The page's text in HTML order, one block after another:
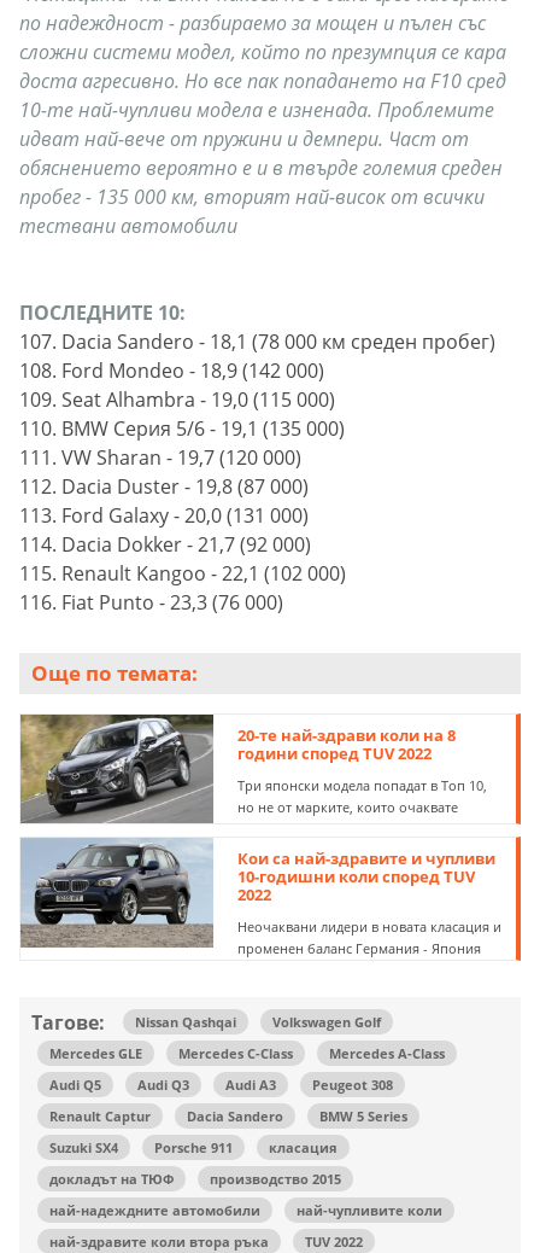
по надеждност - разбираемо за мощен и пълен със
сложни системи модел, който по презумпция се кара
доста агресивно. Но все пак попадането на F10 сред
10-те най-чупливи модела е изненада. Проблемите
идват най-вече от пружини и демпери. Част от
обяснението вероятно е и в твърде големия среден
пробег - 135 000 км, вторият най-висок от всички
тествани автомобили
ПОСЛЕДНИТЕ 10:
107. Dacia Sandero - 18,1 (78 000 км среден пробег)
108. Ford Mondeo - 18,9 (142 000)
109. Seat Alhambra - 19,0 (115 000)
110. BMW Серия 5/6 - 19,1 (135 000)
111. VW Sharan - 19,7 (120 000)
112. Dacia Duster - 19,8 (87 000)
113. Ford Galaxy - 20,0 (131 000)
114. Dacia Dokker - 21,7 (92 000)
115. Renault Kangoo - 22,1 (102 000)
116. Fiat Punto - 23,3 (76 000)
Още по темата:
20-те най-здрави коли на 8
години според TUV 2022
Три японски модела попадат в Топ 10,
но не от марките, които очаквате
Кои са най-здравите и чупливи
10-годишни коли според TUV
2022
Неочаквани лидери в новата класация и
променен баланс Германия - Япония
Тагове: Nissan Qashqai
Volkswagen Golf
Mercedes GLE
Mercedes C-Class
Mercedes A-Class
Audi Q5
Audi Q3 Audi A3
Peugeot 308
Renault Captur
Dacia Sandero
BMW 5 Series
Suzuki SX4
Porsche 911
класация
докладът на ТЮФ
производство 2015
най-надеждните автомобили
най-чупливите коли
най-здравите коли втора ръка
TUV 2022